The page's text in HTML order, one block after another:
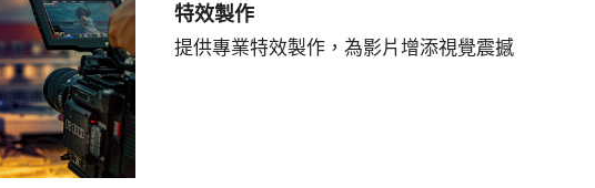
特效製作
提供專業特效製作，為影片增添視覺震撼